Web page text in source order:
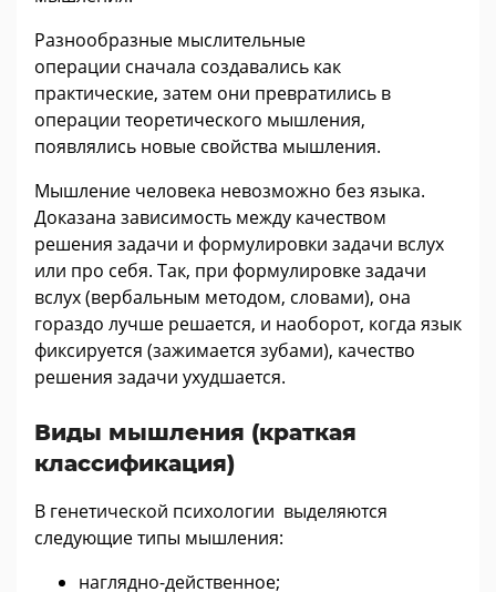
Разнообразные мыслительные
операции сначала создавались как
практические, затем они превратились в
операции теоретического мышления,
появлялись новые свойства мышления.
Мышление человека невозможно без языка.
Доказана зависимость между качеством
решения задачи и формулировки задачи вслух
или про себя. Так, при формулировке задачи
вслух (вербальным методом, словами), она
гораздо лучше решается, и наоборот, когда язык
фиксируется (зажимается зубами), качество
решения задачи ухудшается.
Виды мышления (краткая
классификация)
В генетической психологии выделяются
следующие типы мышления:
наглядно-действенное;